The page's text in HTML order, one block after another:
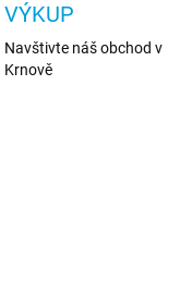
VÝKUP
Navštivte náš obchod v
Krnově